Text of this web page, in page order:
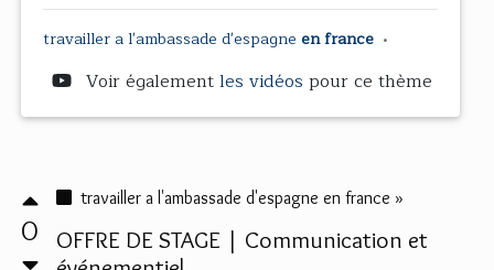
travailler a l'ambassade d'espagne en france •
Voir égalementles vidéos pour ce thème
0
travailler a l'ambassade d'espagne en france »
OFFRE DE STAGE | Communication et